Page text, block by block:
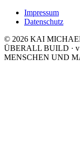
Impressum
Datenschutz
© 2026 KAI
ÜBERALL BUILD ·
MENSCHEN UND